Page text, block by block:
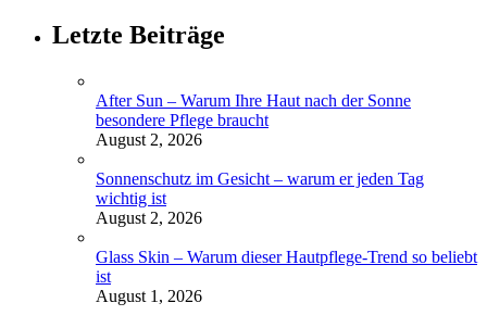
Letzte Beiträge
After Sun – Warum Ihre Haut nach der Sonne
besondere Pflege braucht
August 2, 2026
Sonnenschutz im Gesicht – warum er jeden Tag
wichtig ist
August 2, 2026
Glass Skin – Warum dieser Hautpflege-Trend so beliebt
ist
August 1, 2026